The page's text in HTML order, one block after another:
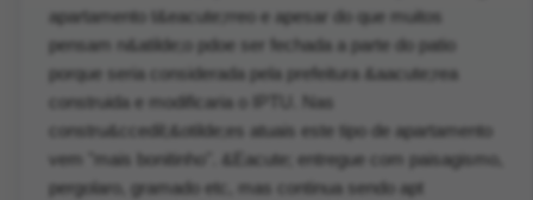
apartamento t&eacute;rreo e apesar do que muitos
pensam n&atilde;o pdoe ser fechada a parte do patio
porque seria considerada pela prefeitura &aacute;rea
construida e modificaria o IPTU. Nas
constru&ccedil;&otilde;es atuais este tipo de apartamento
vem "mais bonitinho". &Eacute; entregue com paisagismo,
pergolaro, gramado etc, mas continua sendo apt